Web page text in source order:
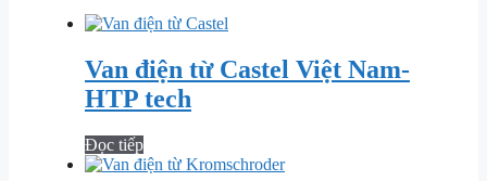
Van điện từ Castel Việt Nam-
HTP tech
Đọc tiếp